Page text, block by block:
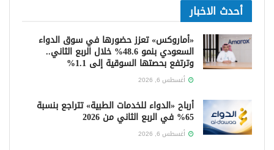
أحدث الاخبار
«أماروكس» تعزز حضورها في سوق الدواء
السعودي بنمو 48.6% خلال الربع الثاني..
وترتفع بحصتها السوقية إلى 1.1%
أغسطس 6, 2026
أرباح «الدواء للخدمات الطبية» تتراجع بنسبة
65% في الربع الثاني من 2026
أغسطس 6, 2026